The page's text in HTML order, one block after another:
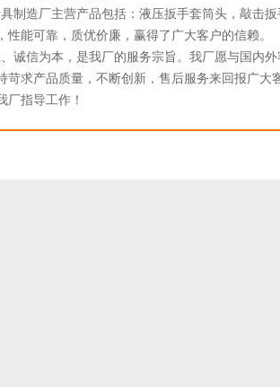
造厂主营产品包括：液压扳手套筒头，敲击
性能可靠，质优价廉，赢得了广大客户的信
信为本，是我厂的服务宗旨。我厂愿与国内
苛求产品质量，不断创新，售后服务来回报广
厂指导工作！